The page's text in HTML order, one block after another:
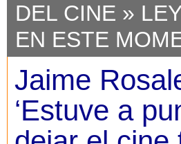
DEL CINE »
EN ESTE
Jaime
‘Estuve a